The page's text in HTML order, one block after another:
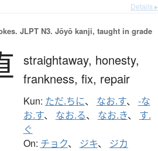
Details ▸
JLPT N3. Jōyō kanji, taught in grade
straightaway, honesty,
frankness, fix, repair
Kun: ただ.ちに、 なお.す、 -な
お.す、 なお.る、 なお.き、 す.
ぐ
On: チョク、 ジキ、 ジカ